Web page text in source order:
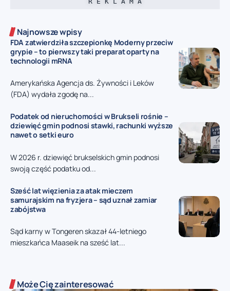
Najnowsze wpisy
FDA zatwierdziła szczepionkę Moderny przeciw
grypie – to pierwszy taki preparat oparty na
technologii mRNA
Amerykańska Agencja ds. Żywności i Leków
(FDA) wydała zgodę na...
Podatek od nieruchomości w Brukseli rośnie –
dziewięć gmin podnosi stawki, rachunki wyższe
nawet o setki euro
W 2026 r. dziewięć brukselskich gmin podnosi
swoją część podatku od...
Sześć lat więzienia za atak mieczem
samurajskim na fryzjera – sąd uznał zamiar
zabójstwa
Sąd karny w Tongeren skazał 44-letniego
mieszkańca Maaseik na sześć lat...
Może Cię zainteresować